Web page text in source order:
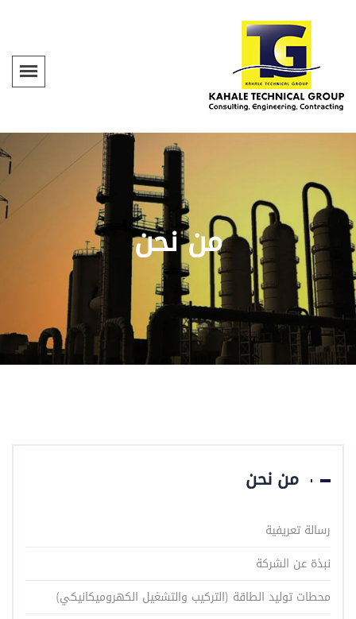
من نحن
من نحن
رسالة تعريفية
نبذة عن الشركة
محطات توليد الطاقة (التركيب والتشغيل الكهروميكانيكي)